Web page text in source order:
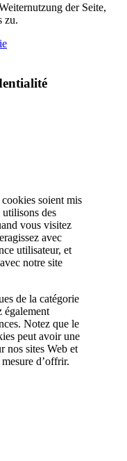
der Seite,
zu.
soient mis
des
vous visitez
avec
utilisateur, et
notre site
de la catégorie
également
Notez que le
peut avoir une
nos sites Web et
d’offrir.